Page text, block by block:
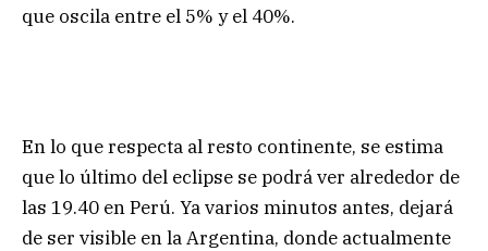
que oscila entre el 5% y el 40%.
En lo que respecta al resto continente, se estima
que lo último del eclipse se podrá ver alrededor de
las 19.40 en Perú. Ya varios minutos antes, dejará
de ser visible en la Argentina, donde actualmente